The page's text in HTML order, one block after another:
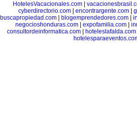
HotelesVacacionales.com|
cyberdirectorio.com| encontrargente.com|
buscapropiedad.com| blogemprendedores.com|
negocioshonduras.com| expofamilia.com|
consultordeinformatica.com| hoteleslafalda.com